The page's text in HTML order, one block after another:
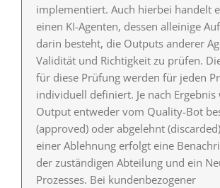
implementiert. Auch hierbei handelt
einen KI-Agenten, dessen alleinige
darin besteht, die Outputs anderer
Validität und Richtigkeit zu prüfen.
für diese Prüfung werden für jeden
individuell definiert. Je nach
Output entweder vom Quality-Bot
(approved) oder abgelehnt
einer Ablehnung erfolgt eine
der zuständigen Abteilung und ein
Prozesses. Bei kundenbezogener